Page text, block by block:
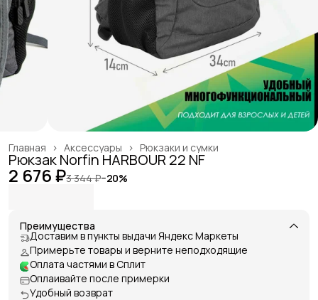
Рюкзаки и сумки
Аксессуары ›
Главная ›
Рюкзак Norfin HARBOUR 22 NF
2 676 ₽3 344 ₽−20%
Преимущества
Доставим в пункты выдачи Яндекс Маркеты
Примерьте товары и верните неподходящие
Оплата частями в Сплит
Оплаивайте после примерки
Удобный возврат